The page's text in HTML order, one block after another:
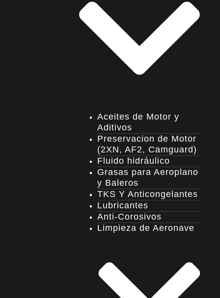
Aceites de Motor y
Aditivos
Preservacion de Motor
(2XN, AF2, Camguard)
Fluido hidráulico
Grasas para Aeroplano
y Baleros
TKS Y Anticongelantes
Lubricantes
Anti-Corosivos
Limpieza de Aeronave